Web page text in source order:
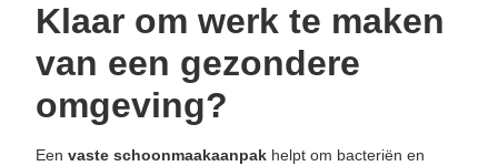
Klaar om werk te maken
van een gezondere
omgeving?
Eenvaste schoonmaakaanpak helpt om bacteriën en